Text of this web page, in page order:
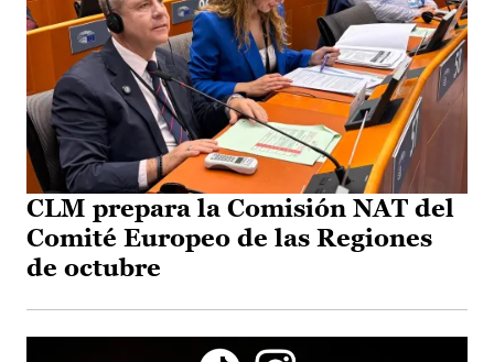
CLM prepara la Comisión NAT del
Comité Europeo de las Regiones
de octubre